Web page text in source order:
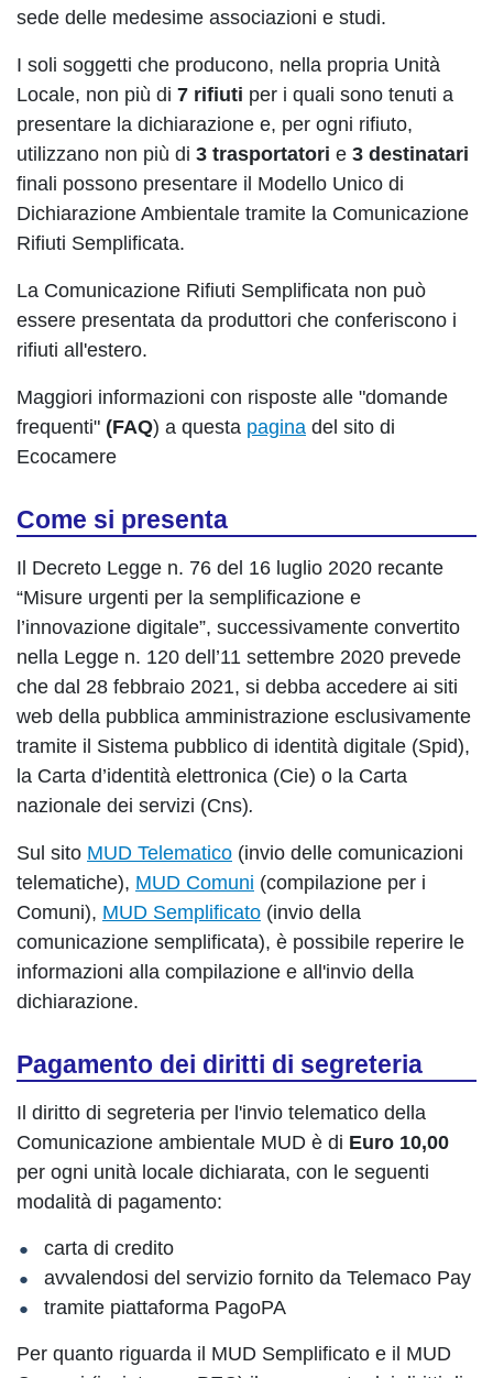
sede delle medesime associazioni e studi.
I soli soggetti che producono, nella propria Unità
Locale, non più di 7 rifiuti per i quali sono tenuti a
presentare la dichiarazione e, per ogni rifiuto,
utilizzano non più di 3 trasportatori e 3 destinatari
finali possono presentare il Modello Unico di
Dichiarazione Ambientale tramite la Comunicazione
Rifiuti Semplificata.
La Comunicazione Rifiuti Semplificata non può
essere presentata da produttori che conferiscono i
rifiuti all'estero.
Maggiori informazioni con risposte alle "domande
frequenti" (FAQ) a questa pagina del sito di
Ecocamere
Come si presenta
Il Decreto Legge n. 76 del 16 luglio 2020 recante
“Misure urgenti per la semplificazione e
l’innovazione digitale”, successivamente convertito
nella Legge n. 120 dell’11 settembre 2020 prevede
che dal 28 febbraio 2021, si debba accedere ai siti
web della pubblica amministrazione esclusivamente
tramite il Sistema pubblico di identità digitale (Spid),
la Carta d’identità elettronica (Cie) o la Carta
nazionale dei servizi (Cns).
Sul sito MUD Telematico (invio delle comunicazioni
telematiche), MUD Comuni (compilazione per i
Comuni), MUD Semplificato (invio della
comunicazione semplificata), è possibile reperire le
informazioni alla compilazione e all'invio della
dichiarazione.
Pagamento dei diritti di segreteria
Il diritto di segreteria per l'invio telematico della
Comunicazione ambientale MUD è di Euro 10,00
per ogni unità locale dichiarata, con le seguenti
modalità di pagamento:
carta di credito
avvalendosi del servizio fornito da Telemaco Pay
tramite piattaforma PagoPA
Per quanto riguarda il MUD Semplificato e il MUD